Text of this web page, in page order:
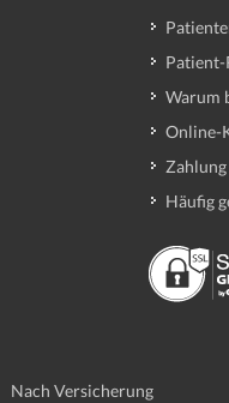
Warum
Online-
Häufig
Nach Versicherung